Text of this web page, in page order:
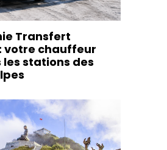
Transfert
votre chauffeur
les stations des